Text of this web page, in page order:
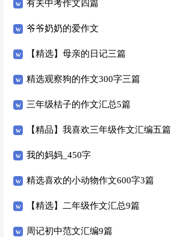
有关中考作文四篇
爷爷奶奶的爱作文
【精选】母亲的日记三篇
精选观察狗的作文300字三篇
三年级桔子的作文汇总5篇
【精品】我喜欢三年级作文汇编五篇
我的妈妈_450字
精选喜欢的小动物作文600字3篇
【精选】二年级作文汇总9篇
周记初中范文汇编9篇